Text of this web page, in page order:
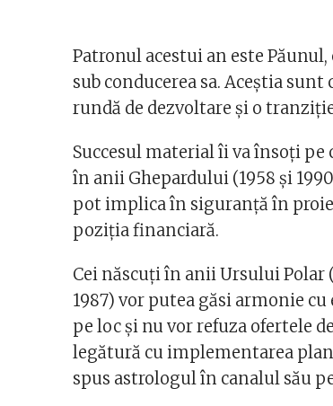
Patronul acestui an este
sub conducerea sa. Aceștia sunt
rundă de dezvoltare și o
Succesul material îi va însoți pe
în anii Ghepardului (1958 și
pot implica în siguranță în
poziția financiară.
Cei născuți în anii Ursului Polar
1987) vor putea găsi armonie
pe loc și nu vor refuza ofertele
legătură cu implementarea
spus astrologul în canalul său